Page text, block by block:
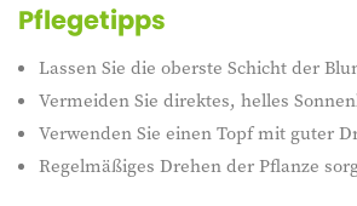
Pflegetipps
Lassen Sie die oberste Schicht der
Vermeiden Sie direktes, helles
Verwenden Sie einen Topf mit guter
Regelmäßiges Drehen der Pflanze